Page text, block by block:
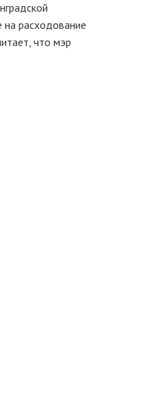
на расходование
что мэр